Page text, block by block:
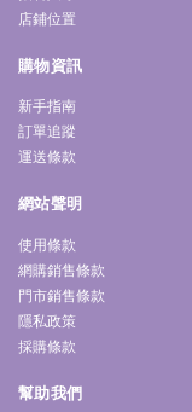
店鋪位置
購物資訊
新手指南
訂單追蹤
運送條款
網站聲明
使用條款
網購銷售條款
門市銷售條款
隱私政策
採購條款
幫助我們